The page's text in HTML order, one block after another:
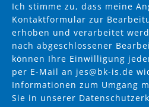
Ich stimme zu, dass meine
Kontaktformular zur
erhoben und verarbeitet
nach abgeschlossener
können Ihre Einwilligung
per E-Mail an jes@bk-is.de
Informationen zum Umgang
Sie in unserer